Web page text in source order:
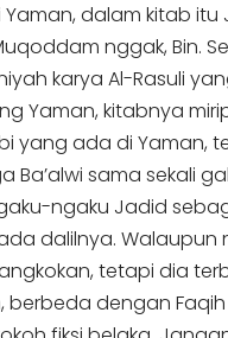
dalam kitab itu
nggak, Bin.
karya Al-Rasuli
Yaman, kitabnya
yang ada di Yaman,
Ba’alwi sama sekali
ngaku Jadid
dalilnya.
tetapi dia
berbeda dengan